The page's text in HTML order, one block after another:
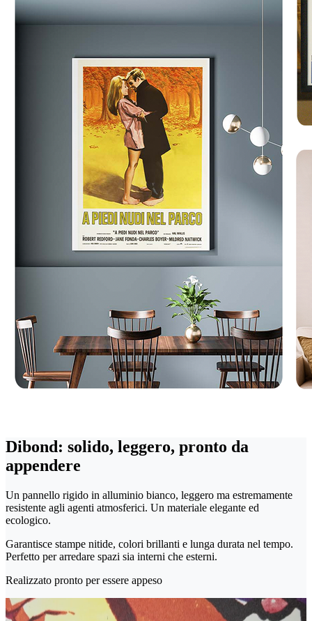
Dibond: solido, leggero, pronto da
appendere
Un pannello rigido in alluminio bianco, leggero ma estremamente
resistente agli agenti atmosferici. Un materiale elegante ed
ecologico.
Garantisce stampe nitide, colori brillanti e lunga durata nel tempo.
Perfetto per arredare spazi sia interni che esterni.
Realizzato pronto per essere appeso